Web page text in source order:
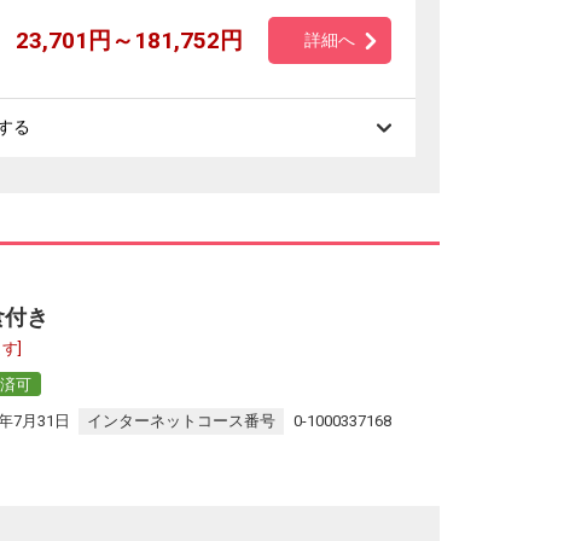
23,701円～181,752円 詳細へ
る
き
]
可
7月31日 インターネットコース番号 0-1000337168